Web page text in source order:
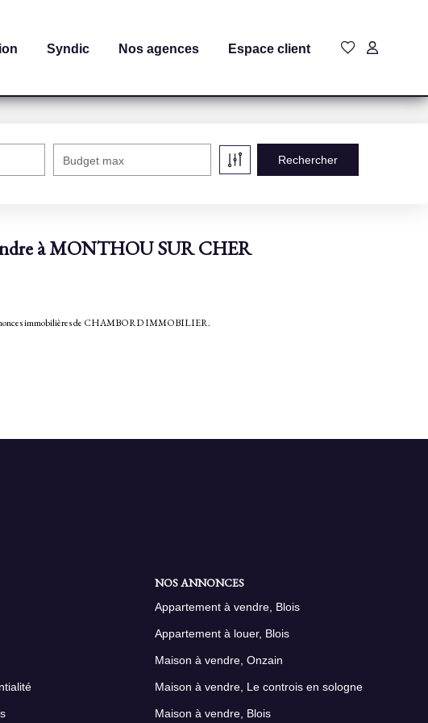
Syndic Nos agences Espace client
Budget max
à MONTHOU SUR CHER
immobilières de CHAMBORD IMMOBILIER.
NOS ANNONCES
Appartement à vendre, Blois
Appartement à louer, Blois
Maison à vendre, Onzain
Maison à vendre, Le controis en sologne
Maison à vendre, Blois